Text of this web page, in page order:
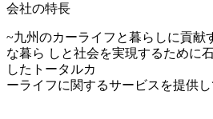
会社の特長
~九州のカーライフと暮らしに貢献
な暮ら しと社会を実現するために
したトータルカ
ーライフに関するサービスを提供し